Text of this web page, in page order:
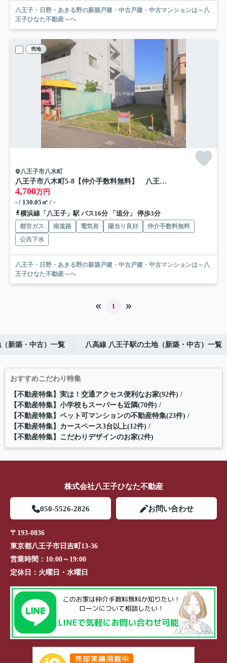
八王子・日野・あきる野の新築戸建・中古戸建・中古マンションは～八
王子ひなた不動産～へ
売地
八王子市八木町
八王子市八木町5-8【仲介手数料無料】 八王子市八木町 売地
4,700万円
- / 130.05㎡ / -
横浜線「八王子」駅 バス16分 「追分」 停歩3分
都市ガス 南道路 電気有 陽当り良好
仲介手数料無料
公共下水
八王子・日野・あきる野の新築戸建・中古戸建・中古マンションは～八
王子ひなた不動産～へ
1
新築・中古）一覧 八高線 八王子駅の土地（新築・中古）一覧
おすすめこだわり特集
【不動産特集】実は！交通アクセス便利なお家(92件)
【不動産特集】小学校もスーパーも近隣(70件)
【不動産特集】ペット可マンションの不動産特集(23件)
【不動産特集】カースペース3台以上(12件)
【不動産特集】こだわりデザインのお家(2件)
株式会社八王子ひなた不動産
050-5526-2826 お問い合わせ
〒193-0836
東京都八王子市日吉町13-36
営業時間： 10:00～19:00
定休日： 火曜日・水曜日